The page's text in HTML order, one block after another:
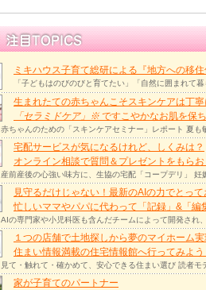
ミキハウス子育て総研による『地方への移住
「子どもはのびのびと育てたい」「自然に囲まれて
生まれたての赤ちゃんこそスキンケアは丁寧
「セラミドケア」 ※ですこやかなお肌を保ち
赤ちゃんのための「スキンケアセミナー」レポート 夏
宅配サービスが気になるけれど、しくみは？
オンライン相談で質問＆プレゼントをもらお
産前産後の心強い味方に、生協の宅配「コープデリ」
見守るだけじゃない！最新のAIの力でとっ
忙しいママやパパに代わって「記録」&「編
AIの専門家や小児科医も含んだチームによって開発され
１つの店舗で土地探しから夢のマイホーム
住まい情報満載の住宅情報館へ行ってみよう
見て・触れて・確かめて、安心できる住まい選び 読者
家が子育てのパートナー